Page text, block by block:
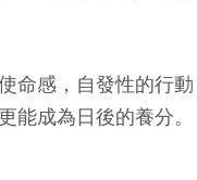
，自發性的行動
成為日後的養分。